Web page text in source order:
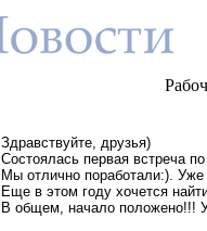
Здравствуйте, друзья)
Состоялась первая встреча
Мы отлично поработали:).
Еще в этом году хочется
В общем, начало положено!!!